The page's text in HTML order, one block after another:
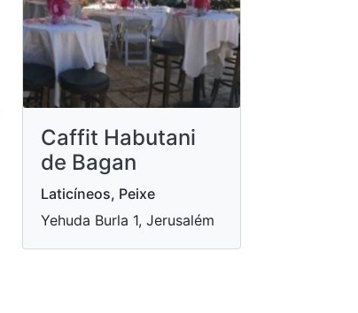
Caffit Habutani
de Bagan
Laticíneos, Peixe
Yehuda Burla 1, Jerusalém